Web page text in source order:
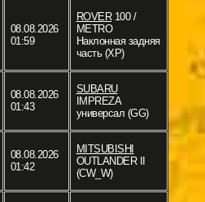
08.08.2026
01:59
ROVER100 /
METRO
Наклонная задняя
часть (XP)
08.08.2026
01:43
SUBARU
IMPREZA
универсал (GG)
08.08.2026
01:42
MITSUBISHI
OUTLANDER II
(CW_W)